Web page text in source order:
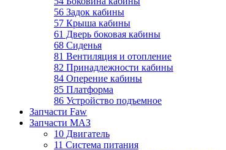
56 Задок кабины
57 Крыша кабины
61 Дверь боковая кабины
68 Сиденья
81 Вентиляция и отопление
82 Принадлежности кабины
84 Оперение кабины
85 Платформа
86 Устройство подъемное
Запчасти Faw
Запчасти МАЗ
10 Двигатель
11 Система питания